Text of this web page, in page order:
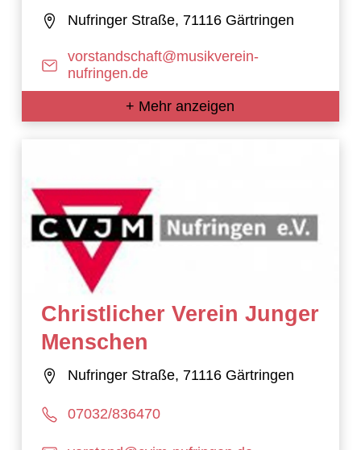
Nufringer Vereine)
Nufringer Straße, 71116 Gärtringen
vorstandschaft@musikverein-
nufringen.de
+ Mehr anzeigen
Christlicher Verein Junger
Menschen
Nufringer Straße, 71116 Gärtringen
07032/836470